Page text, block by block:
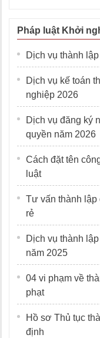
Pháp luật Khởi
Dịch vụ thành
Dịch vụ kế toán
nghiệp 2026
Dịch vụ đăng ký
quyền năm 2026
Cách đặt tên
luật
Tư vấn thành lập
rẻ
Dịch vụ thành
năm 2025
04 vi phạm về
phạt
Hồ sơ Thủ tục
định